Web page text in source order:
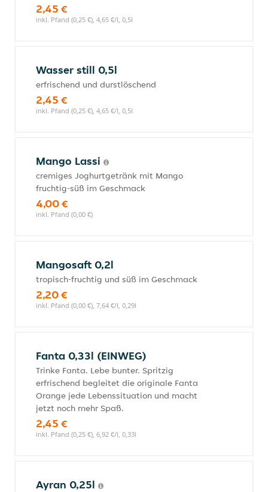
2,45 €
inkl. Pfand (0,25 €), 4,65 €/l, 0,5l
Wasser still 0,5l
erfrischend und durstlöschend
2,45 €
inkl. Pfand (0,25 €), 4,65 €/l, 0,5l
Mango Lassi
cremiges Joghurtgetränk mit Mango
fruchtig-süß im Geschmack
4,00 €
inkl. Pfand (0,00 €)
Mangosaft 0,2l
tropisch-fruchtig und süß im Geschmack
2,20 €
inkl. Pfand (0,00 €), 7,64 €/l, 0,29l
Fanta 0,33l (EINWEG)
Trinke Fanta. Lebe bunter. Spritzig
erfrischend begleitet die originale Fanta
Orange jede Lebenssituation und macht
jetzt noch mehr Spaß.
2,45 €
inkl. Pfand (0,25 €), 6,92 €/l, 0,33l
Ayran 0,25l